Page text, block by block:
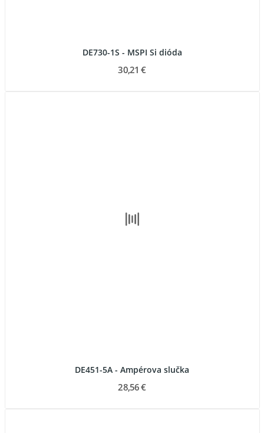
DE730-1S - MSPI Si dióda
30,21 €
DE451-5A - Ampérova slučka
28,56 €